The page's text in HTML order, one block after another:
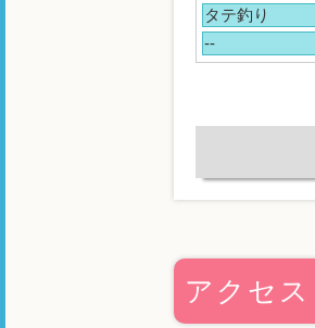
タテ釣り
--
アクセス